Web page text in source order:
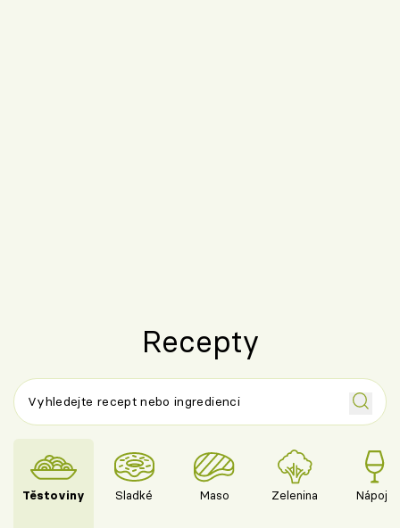
Recepty
Těstoviny Sladké Maso Zelenina Nápoje